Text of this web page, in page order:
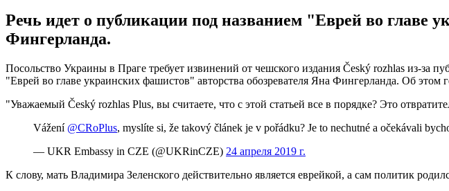
Речь идет о публикации под названием "Еврей во главе
Фингерланда.
Посольство Украины в Праге требует извинений от чешского издания Český rozhlas из-за
"Еврей во главе украинских фашистов" авторства обозревателя Яна Фингерланда. Об этом
"Уважаемый Český rozhlas Plus, вы считаете, что с этой статьей все в порядке? Это
Vážení @CRoPlus, myslíte si, že takový článek je v pořádku? Je to nechutné a očekávali
— UKR Embassy in CZE (@UKRinCZE) 24 апреля 2019 г.
К слову, мать Владимира Зеленского действительно является еврейкой, а сам политик